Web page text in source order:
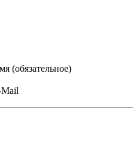
(обязательное)